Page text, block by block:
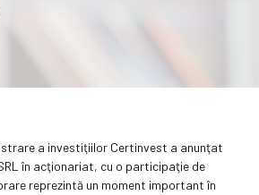
a investiţiilor Certinvest a anunţat
în acţionariat, cu o participaţie de
reprezintă un moment important în